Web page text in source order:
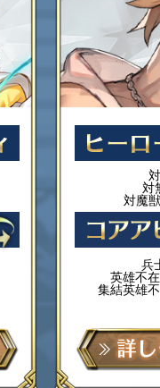
対
対魔
兵
英雄不
集結英雄